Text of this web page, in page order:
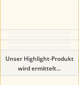
Unser Highlight-Produkt
wird ermittelt...